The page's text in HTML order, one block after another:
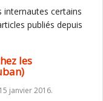
internautes certains
publiés depuis
les
janvier 2016.